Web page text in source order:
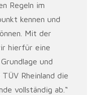
Regeln im
kennen und
Mit der
hierfür eine
und
Rheinland die
vollständig ab.“